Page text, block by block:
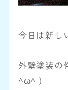
今日は新し
外壁塗装の
^ω^ )